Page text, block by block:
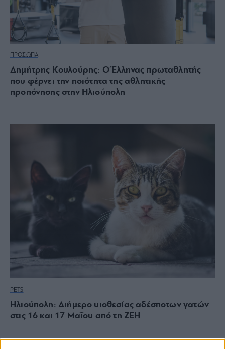
ΠΡΟΣΩΠΑ
Δημήτρης Κουλούρης: Ο Έλληνας πρωταθλητής
που φέρνει την ποιότητα της αθλητικής
προπόνησης στην Ηλιούπολη
PETS
Ηλιούπολη: Διήμερο υιοθεσίας αδέσποτων γατών
στις 16 και 17 Μαΐου από τη ΖΕΗ